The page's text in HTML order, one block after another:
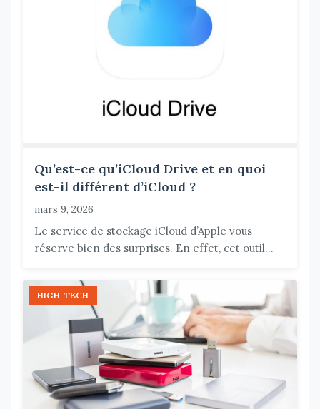
Qu’est-ce qu’iCloud Drive et en quoi
est-il différent d’iCloud ?
mars 9, 2026
Le service de stockage iCloud d’Apple vous
réserve bien des surprises. En effet, cet outil...
HIGH-TECH